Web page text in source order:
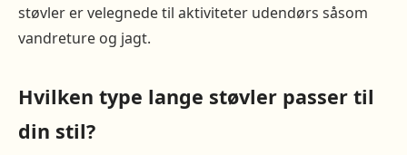
støvler er velegnede til aktiviteter udendørs såsom
vandreture og jagt.
Hvilken type lange støvler passer til
din stil?